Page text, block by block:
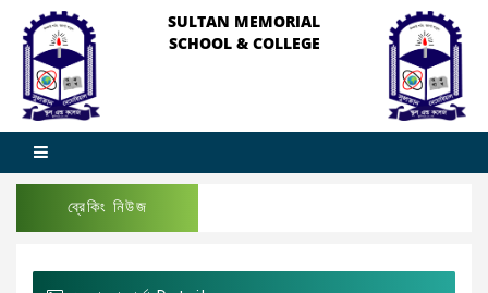
SULTAN MEMORIAL
SCHOOL & COLLEGE
ব্রেকিং নিউজ